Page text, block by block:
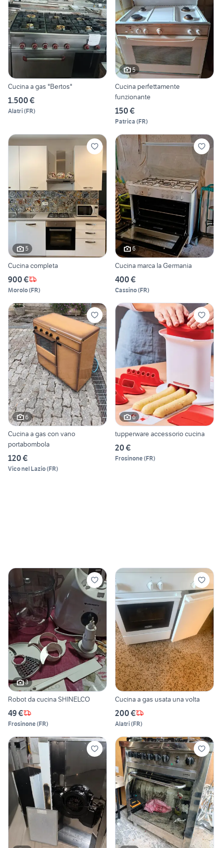
Cucina a gas "Bertos"
1.500 €
Alatri(FR)
5
Cucina perfettamente
funzionante
150 €
Patrica (FR)
5
Cucina completa
900 €
Morolo(FR)
6
Cucina marca la Germania
400 €
Cassino(FR)
6
Cucina a gas con vano
portabombola
120 €
Vico nel Lazio(FR)
6
tupperware accessorio cucina
20 €
Frosinone(FR)
3
Robot da cucina SHINELCO
49 €
Frosinone(FR)
Cucina a gas usata una volta
200 €
Alatri(FR)